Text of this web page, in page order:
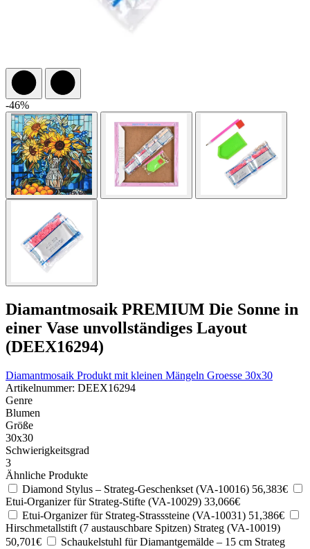
-46%
Diamantmosaik PREMIUM Die Sonne in
einer Vase unvollständiges Layout
(DEEX16294)
Diamantmosaik Produkt mit kleinen Mängeln Groesse 30x30
Artikelnummer: DEEX16294
Genre
Blumen
Größe
30x30
Schwierigkeitsgrad
3
Ähnliche Produkte
Diamond Stylus – Strateg-Geschenkset (VA-10016) 56,383€
Etui-Organizer für Strateg-Stifte (VA-10029) 33,066€
Etui-Organizer für Strateg-Strasssteine (VA-10031) 51,386€
Hirschmetallstift (7 austauschbare Spitzen) Strateg (VA-10019)
50,701€
Schaukelstuhl für Diamantgemälde – 15 cm Strateg